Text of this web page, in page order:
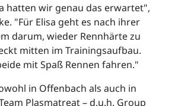
hatten wir genau das erwartet",
"Für Elisa geht es nach ihrer
darum, wieder Rennhärte zu
mitten im Trainingsaufbau.
mit Spaß Rennen fahren."
in Offenbach als auch in
Plasmatreat – d.u.h. Group